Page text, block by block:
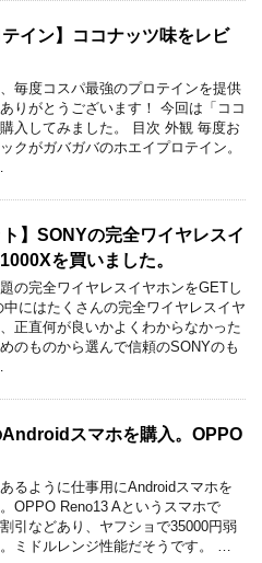
テイン】ココナッツ味をレビ
毎度コスパ最強のプロテインを提供
りがとうございます！ 今回は「ココ
入してみました。 目次 外観 毎度お
クがガバガバのホエイプロテイン。
ト】SONYの完全ワイヤレスイ
を買いました。
の完全ワイヤレスイヤホンをGETし
中にはたくさんの完全ワイヤレスイヤ
正直何が良いかよくわからなかった
のものから選んで信頼のSONYのも
スマホを購入。OPPO
るように仕事用にAndroidスマホを
OPPO Reno13 Aというスマホで
引などあり、ヤフショで35000円弱
ミドルレンジ性能だそうです。 …